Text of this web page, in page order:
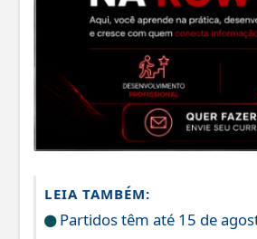
LEIA TAMBÉM:
Partidos têm até 15 de